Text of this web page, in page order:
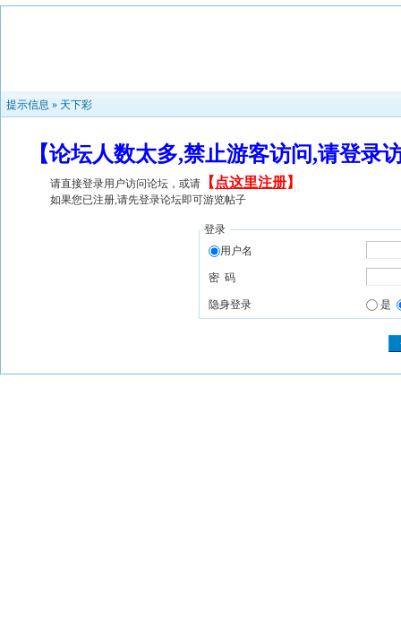
提示信息 » 天下彩
【论坛人数太多,禁止游客访问,请登
请直接登录用户访问论坛，或请 【 点这里注册】
如果您已注册,请先登录论坛即可游览帖子
登录
用户名
密 码
隐身登录 是